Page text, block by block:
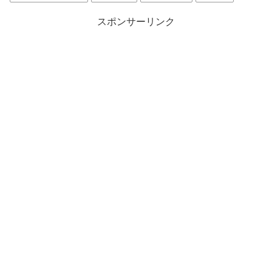
スポンサーリンク